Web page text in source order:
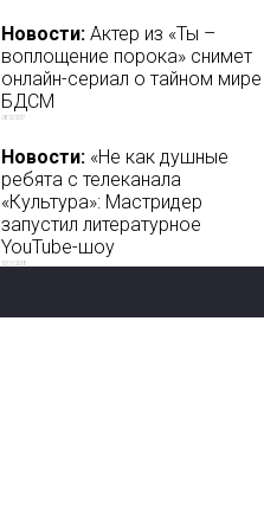
Новости: Актер из «Ты –
воплощение порока» снимет
онлайн-сериал о тайном мире
БДСМ
08/12/2017
Новости: «Не как душные
ребята с телеканала
«Культура»: Мастридер
запустил литературное
YouTube-шоу
10/11/2018